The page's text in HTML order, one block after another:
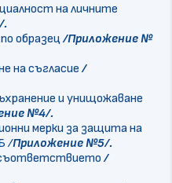
на личните
.
образец/Приложение №
на съгласие/
и унищожаване
№4/.
мерки за защита на
/Приложение №5/.
съответствието/